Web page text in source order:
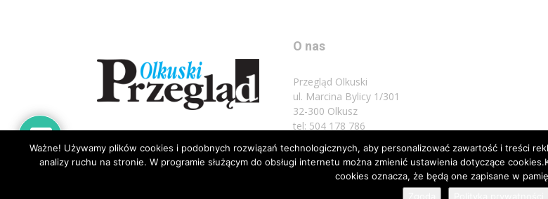
O nas
Przegląd Olkuski
ul. Marcina Bylicy 1/301
32-300 Olkusz
tel: 504 178 786
Napisz do nas: biuro@przeglad.olkuski.pl
Ważne! Używamy plików cookies i podobnych rozwiązań technologicznych, aby personalizować zawartość i treści
analizy ruchu na stronie. W programie służącym do obsługi internetu można zmienić ustawienia dotyczące
cookies oznacza, że będą one zapisane w